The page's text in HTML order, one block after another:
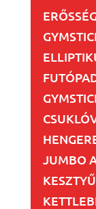
JUMBO
KESZTYŰ